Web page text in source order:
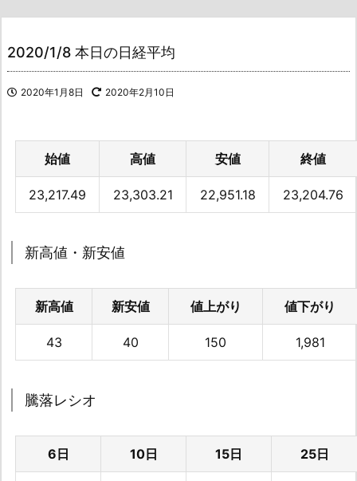
2020/1/8 本日の日経平均
2020年1月8日 2020年2月10日
始値 高値 安値 終値
23,217.49 23,303.21 22,951.18 23,204.76
新高値・新安値
新高値 新安値 値上がり 値下がり
43 40 150 1,981
騰落レシオ
6日 10日 15日 25日